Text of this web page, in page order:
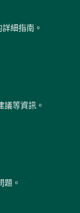
細指南。
議等資訊。
題。